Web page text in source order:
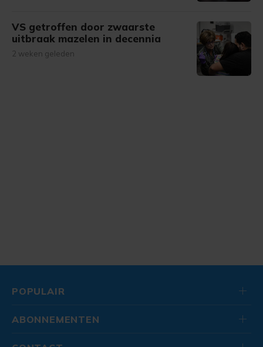
VS getroffen door zwaarste
uitbraak mazelen in decennia
2 weken geleden
POPULAIR
ABONNEMENTEN